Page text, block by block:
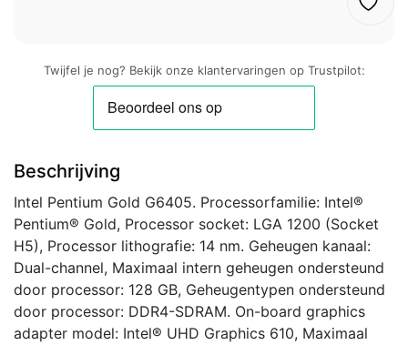
Twijfel je nog? Bekijk onze klantervaringen op Trustpilot:
Beschrijving
Intel Pentium Gold G6405. Processorfamilie: Intel®
Pentium® Gold, Processor socket: LGA 1200 (Socket
H5), Processor lithografie: 14 nm. Geheugen kanaal:
Dual-channel, Maximaal intern geheugen ondersteund
door processor: 128 GB, Geheugentypen ondersteund
door processor: DDR4-SDRAM. On-board graphics
adapter model: Intel® UHD Graphics 610, Maximaal